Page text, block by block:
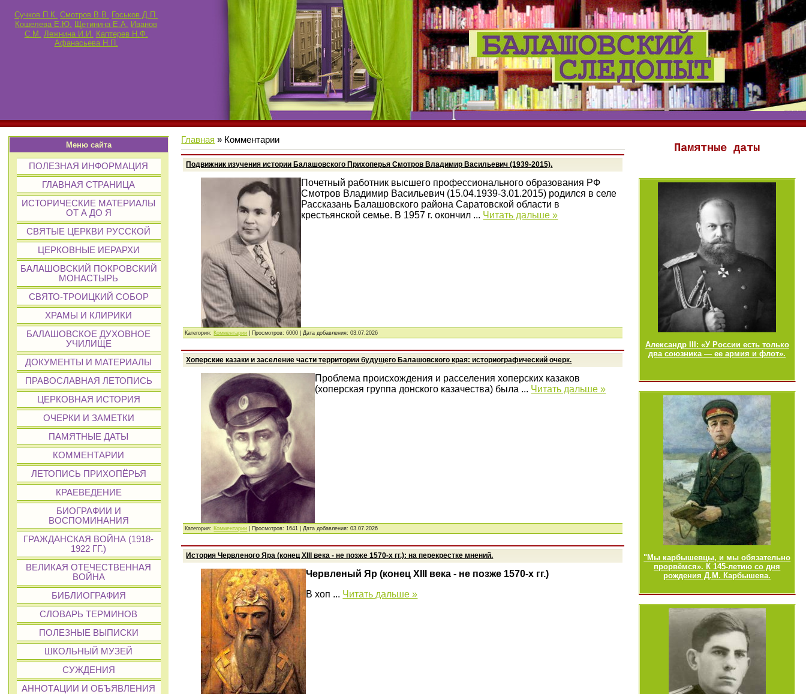
Сучков П.К. Смотров В.В. Госьков Д.П.
Кошелева Е.Ю. Щетинина Е.А. Иванов
С.М. Лежнина И.И. Каптерев Н.Ф.
Афанасьева Н.П.
Меню сайта
ПОЛЕЗНАЯ ИНФОРМАЦИЯ
ГЛАВНАЯ СТРАНИЦА
ИСТОРИЧЕСКИЕ МАТЕРИАЛЫ
ОТ А ДО Я
СВЯТЫЕ ЦЕРКВИ РУССКОЙ
ЦЕРКОВНЫЕ ИЕРАРХИ
БАЛАШОВСКИЙ ПОКРОВСКИЙ
МОНАСТЫРЬ
СВЯТО-ТРОИЦКИЙ СОБОР
ХРАМЫ И КЛИРИКИ
БАЛАШОВСКОЕ ДУХОВНОЕ
УЧИЛИЩЕ
ДОКУМЕНТЫ И МАТЕРИАЛЫ
ПРАВОСЛАВНАЯ ЛЕТОПИСЬ
ЦЕРКОВНАЯ ИСТОРИЯ
ОЧЕРКИ И ЗАМЕТКИ
ПАМЯТНЫЕ ДАТЫ
КОММЕНТАРИИ
ЛЕТОПИСЬ ПРИХОПЁРЬЯ
КРАЕВЕДЕНИЕ
БИОГРАФИИ И
ВОСПОМИНАНИЯ
ГРАЖДАНСКАЯ ВОЙНА (1918-
1922 ГГ.)
ВЕЛИКАЯ ОТЕЧЕСТВЕННАЯ
ВОЙНА
БИБЛИОГРАФИЯ
СЛОВАРЬ ТЕРМИНОВ
ПОЛЕЗНЫЕ ВЫПИСКИ
ШКОЛЬНЫЙ МУЗЕЙ
СУЖДЕНИЯ
АННОТАЦИИ И ОБЪЯВЛЕНИЯ
Памятные даты
Александр III: «У России есть только
два союзника — ее армия и флот».
"Мы карбышевцы, и мы обязательно
прорвёмся». К 145-летию со дня
рождения Д.М. Карбышева.
Главная » Комментарии
Подвижник изучения истории Балашовского Прихоперья Смотров Владимир Васильевич (1939-2015).
Почетный работник высшего профессионального образования РФ
Смотров Владимир Васильевич (15.04.1939-3.01.2015) родился в селе
Рассказань Балашовского района Саратовской области в
крестьянской семье. В 1957 г. окончил ... Читать дальше »
Категория: Комментарии | Просмотров: 6000 | Дата добавления:03.07.2026
Хоперские казаки и заселение части территории будущего Балашовского края: историографический очерк.
Проблема происхождения и расселения хоперских казаков
(хоперская группа донского казачества) была ... Читать дальше »
Категория: Комментарии | Просмотров: 1641 | Дата добавления:03.07.2026
История Червленого Яра (конец XIII века - не позже 1570-х гг.): на перекрестке мнений.
Червленый Яр (конец XIII века - не позже 1570-х гг.)
В хоп ... Читать дальше »